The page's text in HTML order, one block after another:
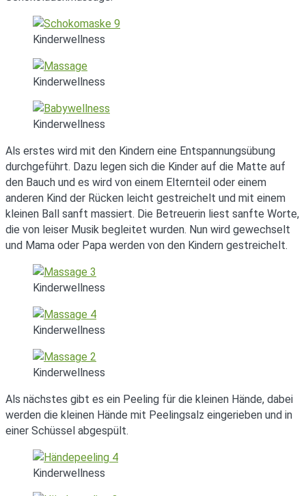
Kinderwellness
Kinderwellness
Kinderwellness
Als erstes wird mit den Kindern eine Entspannungsübung
durchgeführt. Dazu legen sich die Kinder auf die Matte auf
den Bauch und es wird von einem Elternteil oder einem
anderen Kind der Rücken leicht gestreichelt und mit einem
kleinen Ball sanft massiert. Die Betreuerin liest sanfte Worte,
die von leiser Musik begleitet wurden. Nun wird gewechselt
und Mama oder Papa werden von den Kindern gestreichelt.
Kinderwellness
Kinderwellness
Kinderwellness
Als nächstes gibt es ein Peeling für die kleinen Hände, dabei
werden die kleinen Hände mit Peelingsalz eingerieben und in
einer Schüssel abgespült.
Kinderwellness